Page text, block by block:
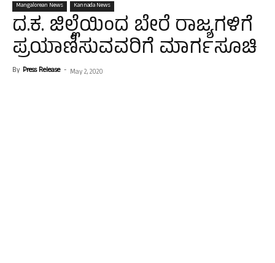
Mangalorean News Kannada News
ದ.ಕ. ಜಿಲ್ಲೆಯಿಂದ ಬೇರೆ ರಾಜ್ಯಗಳಿಗೆ
ಪ್ರಯಾಣಿಸುವವರಿಗೆ ಮಾರ್ಗಸೂಚಿ
By Press Release - May 2, 2020